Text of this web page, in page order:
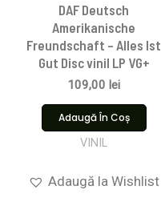
DAF Deutsch
Amerikanische
Freundschaft – Alles Ist
Gut Disc vinil LP VG+
109,00 lei
Adaugă În Coș
VINIL
Adaugă la Wishlist